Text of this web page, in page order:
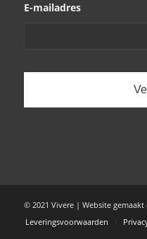
E-mailadres
© 2021 Vivere | Website
Leveringsvoorwaarden